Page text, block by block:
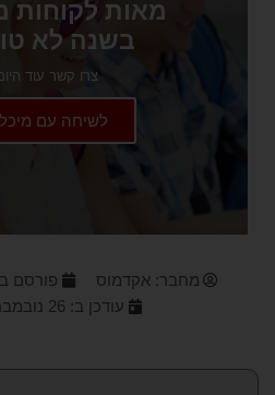
מאות לקוחות
בשנה לא
צרו קשר עוד
לשיחה עם
מחבר:אקדמוס פורסם
עודכן ב: 26 נובמבר, 2019